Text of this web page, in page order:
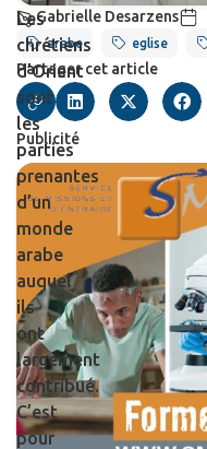
Gabrielle Desarzens
arabe eglise
Partager cet article
Publicité
Les
chrétiens
d’Orient
sont
les
parties
prenantes
d’un
monde
arabe
auquel
ils
ont
largement
contribué.
C’est
pour